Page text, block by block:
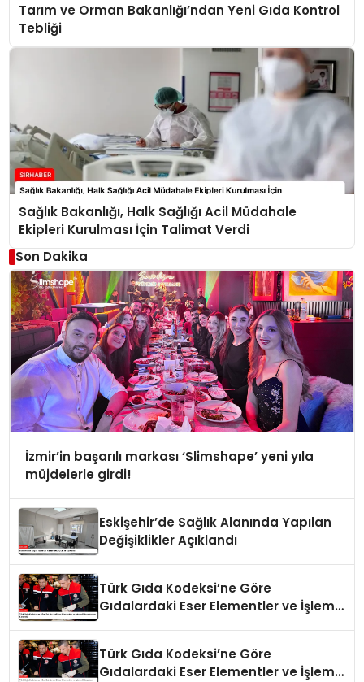
Tarım ve Orman Bakanlığı’ndan Yeni Gıda Kontrol
Tebliği
Sağlık Bakanlığı, Halk Sağlığı Acil Müdahale
Ekipleri Kurulması İçin Talimat Verdi
Son Dakika
İzmir’in başarılı markası ‘Slimshape’ yeni yıla
müjdelerle girdi!
Eskişehir’de Sağlık Alanında Yapılan
Değişiklikler Açıklandı
Türk Gıda Kodeksi’ne Göre
Gıdalardaki Eser Elementler ve İşleme
Türk Gıda Kodeksi’ne Göre
Gıdalardaki Eser Elementler ve İşleme